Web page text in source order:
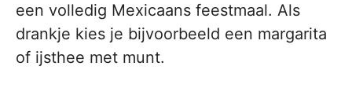
een volledig Mexicaans feestmaal. Als
drankje kies je bijvoorbeeld een margarita
of ijsthee met munt.